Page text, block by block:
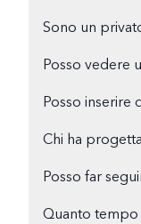
Sono un
Posso vedere
Posso inserire
Chi ha
Posso far
Quanto tempo